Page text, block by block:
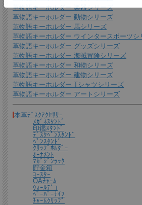
ギフトラッピングについて
全商品無料で簡易ラッピングの上お送りしております
大切な贈り物の場合は革のチャームやリボンが付い
ります。
※ 写真は一例です。ラッピング材等は予告なく変更
詳しくはこちらから
*有料ラッピング（M)
キーホルダーなど小さい品物はギフト袋にお入れし
革物語キーホルダー 楽器シリーズ
革物語キーホルダー 動物シリーズ
革物語キーホルダー 馬シリーズ
革物語キーホルダー ウインタースポーツシ
革物語キーホルダー グッズシリーズ
革物語キーホルダー 海賊冒険シリーズ
革物語キーホルダー 和物シリーズ
革物語キーホルダー 建物シリーズ
革物語キーホルダー Tシャツシリーズ
革物語キーホルダー アートシリーズ
本革ﾃﾞｽｸｱｸｾｻﾘｰ
ﾒｶﾞﾈｽﾀﾝﾄﾞ
印鑑ｽﾀﾝﾄﾞ
ﾃﾞｽｸﾍﾟﾝｽﾀﾝﾄﾞ
ﾍﾟﾝｽﾀﾝﾄﾞ
ｸﾘｯﾌﾟﾎﾙﾀﾞｰ
ｵｰﾅﾒﾝﾄ
ﾏｶﾞｼﾞﾝﾗｯｸ
貯金箱
ｺｰｽﾀｰ
OAﾁｬｰﾑ
ｳｫｰﾙﾃﾞｺ
ﾍﾟｰﾊﾟｰﾅｲﾌ
ﾁｬｰﾑｸﾘｯﾌﾟ